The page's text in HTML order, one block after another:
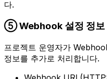
다.
⑤ Webhook 설정 정보
프로젝트 운영자가
정보를 추가로 처리합니다.